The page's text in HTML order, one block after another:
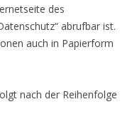
des
abrufbar ist.
auch in Papierform
nach der Reihenfolge